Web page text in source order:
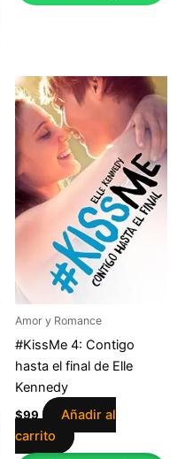
Amor y Romance
#KissMe 4: Contigo
hasta el final de Elle
Kennedy
$99
Añadir al
carrito